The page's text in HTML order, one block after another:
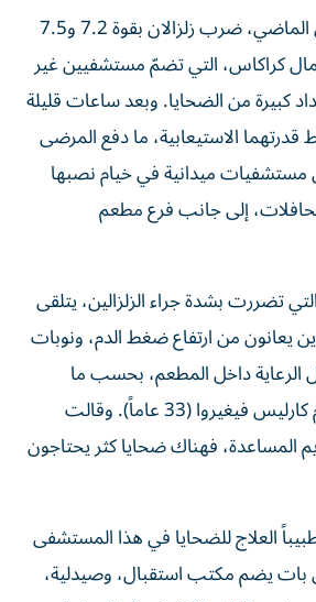
وفي 24 يونيو/ حزيران الماضي، ضرب زلزالان بقوة 7.2 و7.5
كراكاس، التي تضمّ مستشفيين غير
كبيرة من الضحايا. وبعد ساعات قليلة
قدرتهما الاستيعابية، ما دفع المرضى
مستشفيات ميدانية في خيام نصبها
إلى جانب فرع مطعم
تضررت بشدة جراء الزلزالين، يتلقى
يعانون من ارتفاع ضغط الدم، ونوبات
الرعاية داخل المطعم، بحسب ما
أوضحت جرّاحة الأورام كارليس فيغيروا (33 عاماً). وقالت
المساعدة، فهناك ضحايا كثر يحتاجون
العلاج للضحايا في هذا المستشفى
بات يضم مكتب استقبال، وصيدلية،